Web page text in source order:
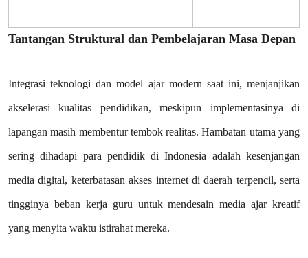
Tantangan Struktural dan Pembelajaran Masa Depan
Integrasi teknologi dan model ajar modern saat ini, menjanjikan
akselerasi kualitas pendidikan, meskipun implementasinya di
lapangan masih membentur tembok realitas. Hambatan utama yang
sering dihadapi para pendidik di Indonesia adalah kesenjangan
media digital, keterbatasan akses internet di daerah terpencil, serta
tingginya beban kerja guru untuk mendesain media ajar kreatif
yang menyita waktu istirahat mereka.